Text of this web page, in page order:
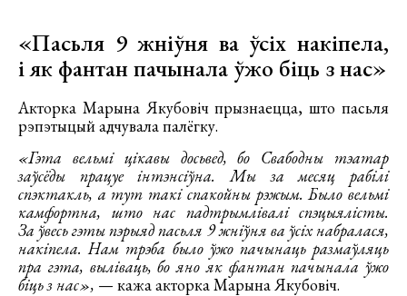
«Пасьля 9 жніўня ва ўсіх накіпела,
і як фантан пачынала ўжо біць з нас»
Акторка Марына Якубовіч прызнаецца, што пасьля
рэпэтыцый адчувала палёгку.
«Гэта вельмі цікавы досьвед, бо Свабодны тэатар
заўсёды працуе інтэнсіўна. Мы за месяц рабілі
спэктакль, а тут такі спакойны рэжым. Было вельмі
камфортна, што нас падтрымлівалі спэцыялісты.
За ўвесь гэты пэрыяд пасьля 9 жніўня ва ўсіх набралася,
накіпела. Нам трэба было ўжо пачынаць размаўляць
пра гэта, выліваць, бо яно як фантан пачынала ўжо
біць з нас», — кажа акторка Марына Якубовіч.